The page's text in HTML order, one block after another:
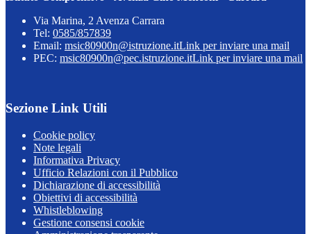
Via Marina, 2 Avenza Carrara
Tel: 0585/857839
Email: msic80900n@istruzione.itLink per inviare una mail
PEC: msic80900n@pec.istruzione.itLink per inviare una mail
Sezione Link Utili
Cookie policy
Note legali
Informativa Privacy
Ufficio Relazioni con il Pubblico
Dichiarazione di accessibilità
Obiettivi di accessibilità
Whistleblowing
Gestione consensi cookie